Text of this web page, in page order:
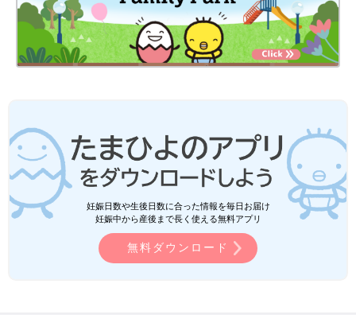
妊娠日数や生後日数に合った情報を毎日お届け
妊娠中から産後まで長く使える無料アプリ
無料ダウンロード